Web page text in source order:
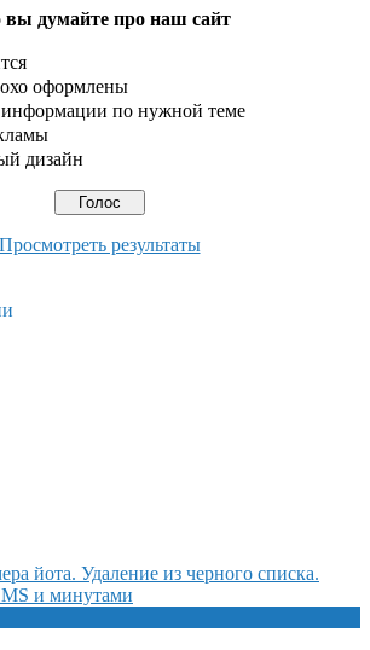
вы думайте про наш сайт
оформлены
по нужной теме
дизайн
Просмотреть результаты
йота. Удаление из черного списка.
и минутами